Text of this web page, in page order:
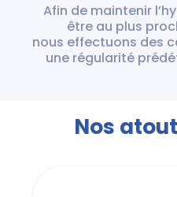
Afin de maintenir
être au plus
nous effectuons des
une régularité
Nos